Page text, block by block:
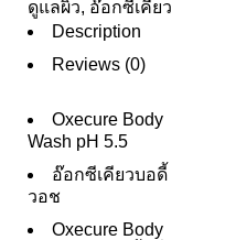
ดูแลผิว, อ๊อกซีเคียว
Description
Reviews (0)
Oxecure Body
Wash pH 5.5
อ๊อกซีเคียวบอดี้
วอช
Oxecure Body